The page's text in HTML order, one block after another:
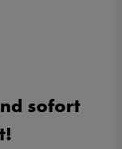
sofort